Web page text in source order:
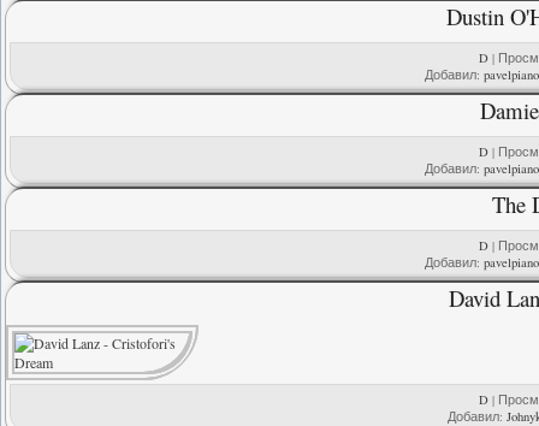
Dustin
D |
Добавил:
D |
Добавил:
The
D |
Добавил:
David
D |
Добавил: